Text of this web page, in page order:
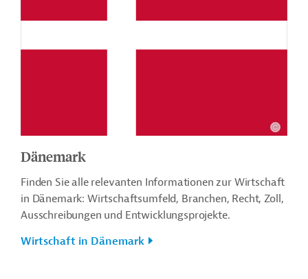
Dänemark
Finden Sie alle relevanten Informationen zur Wirtschaft
in Dänemark: Wirtschaftsumfeld, Branchen, Recht, Zoll,
Ausschreibungen und Entwicklungsprojekte.
Wirtschaft in Dänemark